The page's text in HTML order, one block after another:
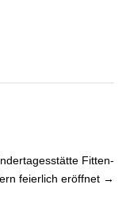
Fitten-
feierlich eröffnet →